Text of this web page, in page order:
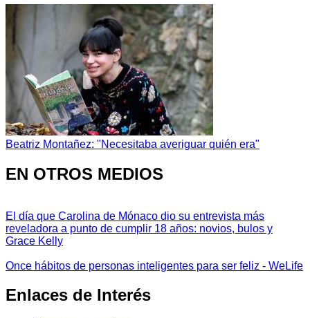
Beatriz Montañez: "Necesitaba averiguar quién era"
EN OTROS MEDIOS
El día que Carolina de Mónaco dio su entrevista más
reveladora a punto de cumplir 18 años: novios, bulos y
Grace Kelly
Once hábitos de personas inteligentes para ser feliz - WeLife
Enlaces de Interés